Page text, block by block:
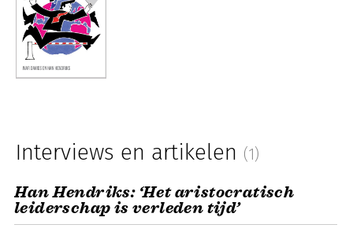
Interviews en artikelen (1)
Han Hendriks: ‘Het aristocratisch
leiderschap is verleden tijd’